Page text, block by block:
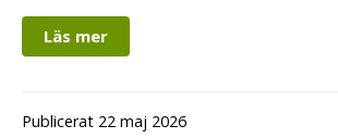
Läs mer
Publicerat 22 maj 2026